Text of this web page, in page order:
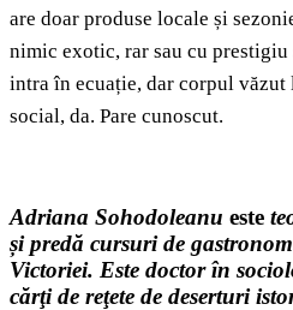
are doar produse locale și
nimic exotic, rar sau cu prestigiu
intra în ecuație, dar corpul văzut
social, da. Pare cunoscut.
Adriana Sohodoleanu este
și predă cursuri de
Victoriei. Este doctor în
cărţi de reţete de deserturi